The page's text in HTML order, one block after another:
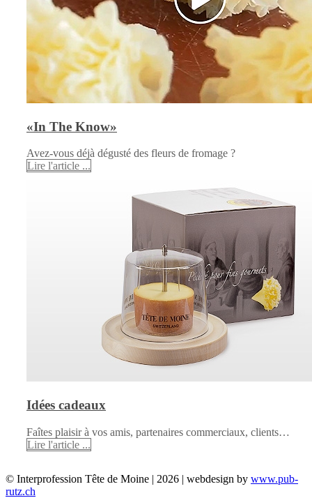
«In The Know»
Avez-vous déjà dégusté des fleurs de fromage ?
Lire l'article ...
Idées cadeaux
Faîtes plaisir à vos amis, partenaires commerciaux, clients…
Lire l'article ...
© Interprofession Tête de Moine | 2026 | webdesign by www.pub-
rutz.ch